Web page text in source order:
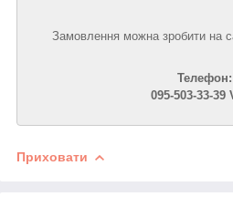
Замовлення можна зробити на
Телефон:
095-503-33-39
Приховати